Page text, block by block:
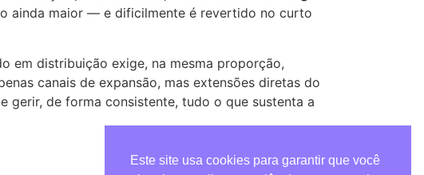
ainda maior — e dificilmente é revertido no curto
em distribuição exige, na mesma proporção,
canais de expansão, mas extensões diretas do
gerir, de forma consistente, tudo o que sustenta a
Este site usa cookies para garantir que você